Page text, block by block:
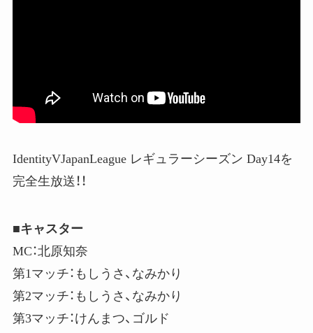
IdentityVJapanLeague レギュラーシーズン Day14を
完全生放送！！
■キャスター
MC：北原知奈
第1マッチ：もしうさ、なみかり
第2マッチ：もしうさ、なみかり
第3マッチ：けんまつ、ゴルド